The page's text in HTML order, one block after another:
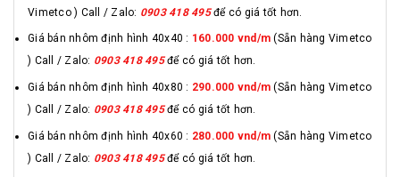
Vimetco ) Call / Zalo: 0903 418 495để có giá tốt hơn.
Giá bán nhôm định hình 40x40 : 160.000 vnd/m (Sẵn hàng Vimetco
) Call / Zalo: 0903 418 495để có giá tốt hơn.
Giá bán nhôm định hình 40x80 : 290.000 vnd/m (Sẵn hàng Vimetco
) Call / Zalo: 0903 418 495để có giá tốt hơn.
Giá bán nhôm định hình 40x60 : 280.000 vnd/m (Sẵn hàng Vimetco
) Call / Zalo: 0903 418 495để có giá tốt hơn.